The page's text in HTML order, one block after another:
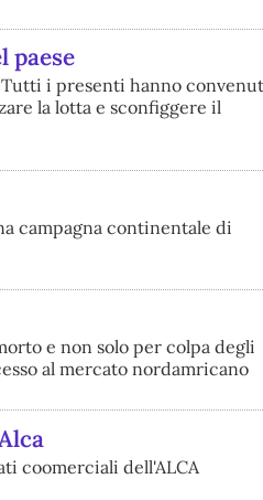
paese
Tutti i presenti hanno
la lotta e sconfiggere il
campagna continentale di
e non solo per colpa degli
al mercato nordamricano
coomerciali dell'ALCA